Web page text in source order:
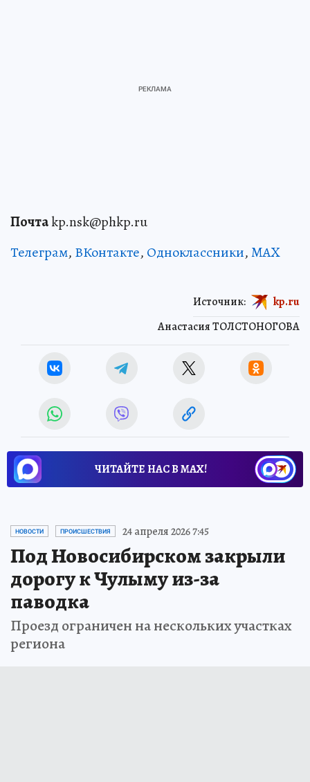
Почтаkp.nsk@phkp.ru
Телеграм, ВКонтакте, Одноклассники,MAX
Анастасия ТОЛСТОНОГОВА
Источник: kp.ru
ЧИТАЙТЕ НАС В МАХ!
НОВОСТИ ПРОИСШЕСТВИЯ 24 апреля 2026 7:45
Под Новосибирском закрыли
дорогу к Чулыму из-за
паводка
Проезд ограничен на нескольких участках
региона